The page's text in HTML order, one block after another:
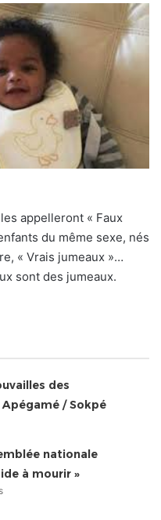
appelleront « Faux
du même sexe, nés
« Vrais jumeaux »…
sont des jumeaux.
des
/ Sokpé
nationale
à mourir »